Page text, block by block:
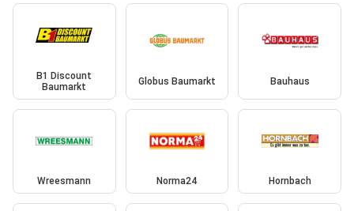
B1 Discount
Baumarkt
Globus Baumarkt Bauhaus
Wreesmann Norma24 Hornbach